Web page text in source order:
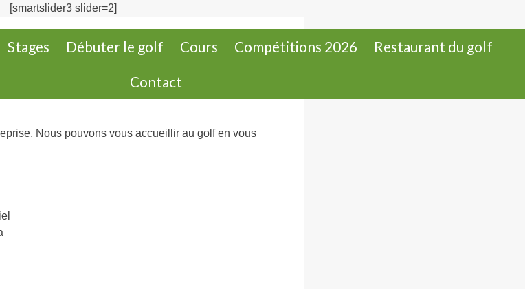
Stages Débuter le golf Cours Compétitions 2026 Restaurant du golf
Contact
[smartslider3 slider=2]
Nous pouvons vous accueillir au golf en vous